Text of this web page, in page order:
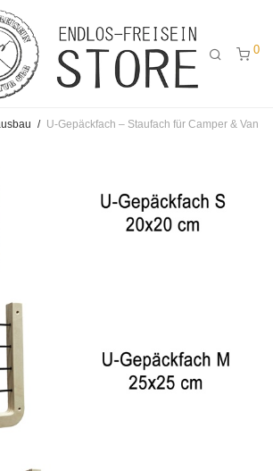
0
/ U-Gepäckfach – Staufach für Camper & Van